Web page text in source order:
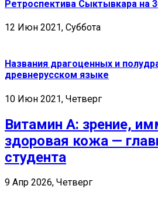
Ретроспектива Сыктывкара на
12 Июн 2021, Суббота
Названия драгоценных и
древнерусском языке
10 Июн 2021, Четверг
Витамин А: зрение,
здоровая кожа —
студента
9 Апр 2026, Четверг